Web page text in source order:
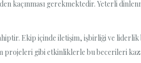
kaçınması gerekmektedir. Yeterli
Ekip içinde iletişim, işbirliği ve
projeleri gibi etkinliklerle bu becerileri